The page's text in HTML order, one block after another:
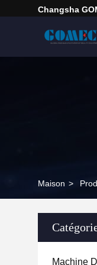
Changsha
Maison >
Machine